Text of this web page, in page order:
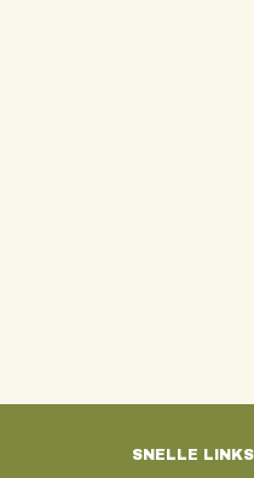
SNELLE LINKS